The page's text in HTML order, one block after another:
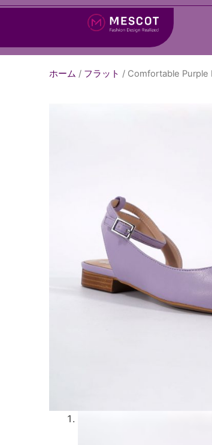
ホーム / フラット / Comfortable Purple